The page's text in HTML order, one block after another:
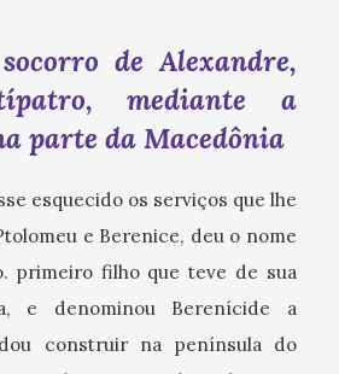
de Alexandre,
mediante a
parte da Macedônia
esquecido os serviços que lhe
e Berenice, deu o nome
primeiro filho que teve de sua
e denominou Berenícide a
construir na península do